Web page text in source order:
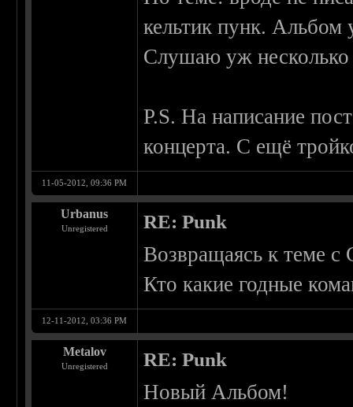
кельтик пунк.
Слушаю уж несколько
P.S. На написание
концерта. С ещё
11-05-2012, 09:36 PM
Urbanus
Unregistered RE: Punk
Возвращаясь к теме
Кто какие годные
12-11-2012, 03:36 PM
Metalov
Unregistered RE: Punk
Новый Альбом!